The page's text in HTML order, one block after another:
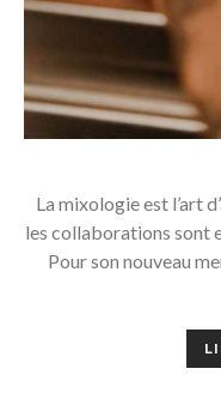
La mixologie est l’art
les collaborations sont
Pour son nouveau